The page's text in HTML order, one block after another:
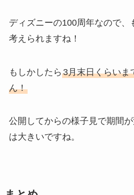
ディズニーの100周年なので、
考えられますね！
もしかしたら 3月末日くらいま
ん！
公開してからの様子見で期間
は大きいですね。